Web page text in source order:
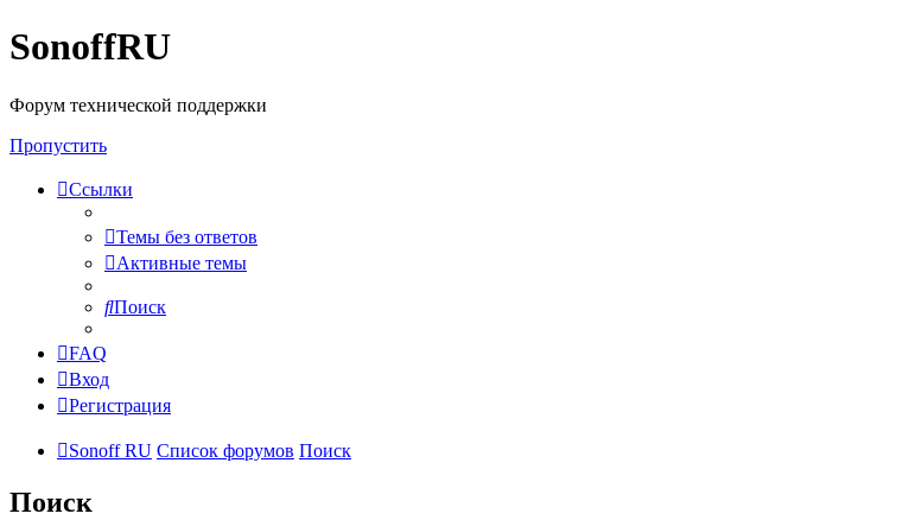
SonoffRU
Форум технической поддержки
Пропустить
Ссылки
Темы без ответов
Активные темы
Поиск
FAQ
Вход
Регистрация
Sonoff RU Список форумов Поиск
Поиск